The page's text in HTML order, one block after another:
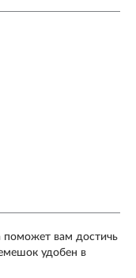
поможет вам достичь
удобен в